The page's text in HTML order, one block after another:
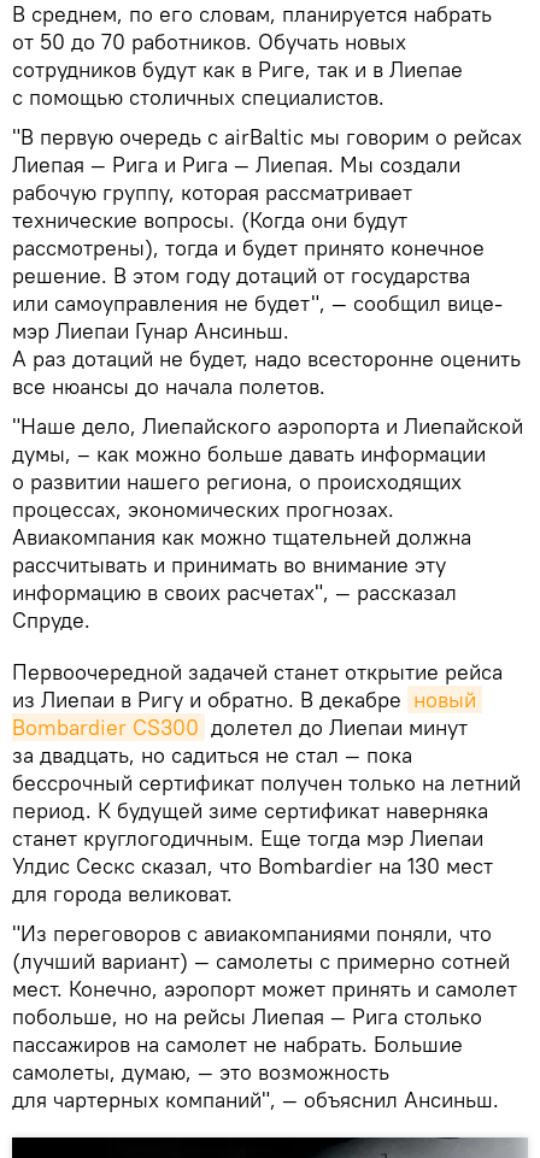
В среднем, по его словам, планируется набрать
от 50 до 70 работников. Обучать новых
сотрудников будут как в Риге, так и в Лиепае
с помощью столичных специалистов.
"В первую очередь с airBaltic мы говорим о рейсах
Лиепая — Рига и Рига — Лиепая. Мы создали
рабочую группу, которая рассматривает
технические вопросы. (Когда они будут
рассмотрены), тогда и будет принято конечное
решение. В этом году дотаций от государства
или самоуправления не будет", — сообщил вице-
мэр Лиепаи Гунар Ансиньш.
А раз дотаций не будет, надо всесторонне оценить
все нюансы до начала полетов.
"Наше дело, Лиепайского аэропорта и Лиепайской
думы, – как можно больше давать информации
о развитии нашего региона, о происходящих
процессах, экономических прогнозах.
Авиакомпания как можно тщательней должна
рассчитывать и принимать во внимание эту
информацию в своих расчетах", — рассказал
Спруде.
Первоочередной задачей станет открытие рейса
из Лиепаи в Ригу и обратно. В декабре новый
Bombardier CS300 долетел до Лиепаи минут
за двадцать, но садиться не стал — пока
бессрочный сертификат получен только на летний
период. К будущей зиме сертификат наверняка
станет круглогодичным. Еще тогда мэр Лиепаи
Улдис Сескс сказал, что Bombardier на 130 мест
для города великоват.
"Из переговоров с авиакомпаниями поняли, что
(лучший вариант) — самолеты с примерно сотней
мест. Конечно, аэропорт может принять и самолет
побольше, но на рейсы Лиепая — Рига столько
пассажиров на самолет не набрать. Большие
самолеты, думаю, — это возможность
для чартерных компаний", — объяснил Ансиньш.